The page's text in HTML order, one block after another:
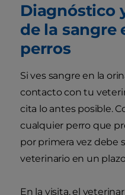
Diagnóstico
de la sangre
perros
Si ves sangre en la
contacto con tu
cita lo antes posible.
cualquier perro que
por primera vez debe
veterinario en un
En la visita, el